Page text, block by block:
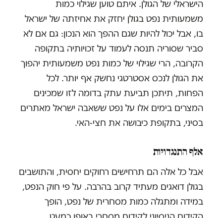
הישראלי של הגולן. איתם טוען שגילוי כמות
משמעותית נפט בגולן יחזק את אחיזתה של ישראל
בו, אבל יכול להיות שגם ההפך הוא הנכון: גם אם לא
סביר שסוריה תנסה לעמוד על זכויותיה בתקופה
הקרובה, הרי שגילוי של כמות נפט משמעותית יהפוך
את הגולן לנכס אסטרטגי נחשק אף יותר. לכל
הפחות, תיתכן תביעת עתק בדומה לזו שמכינים
המצרים בימים אלו על נפט ששאבה ישראל מאתרים
בסיני, בתקופת כיבושה את חצי-האי.
אלף התנגדויות
אבל כל אלה הם תרחישים רחוקים יחסית, והתושבים
בגולן דואגים מעתיד קרוב בהרבה. על פי חוק הנפט,
במידה ומתגלה כמות מסחרית של נפט, הופך